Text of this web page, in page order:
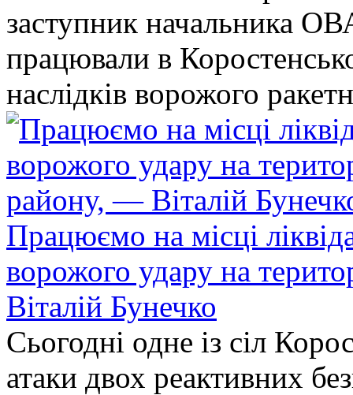
заступник начальника
працювали в
наслідків ворожого
Працюємо на місці
ворожого удару на
Віталій Бунечко
Сьогодні одне із сіл
атаки двох реактивних